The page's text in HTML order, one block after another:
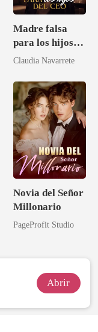
Madre falsa
para los hijos
del CEO
Claudia Navarrete
Novia del Señor
Millonario
PageProfit Studio
Abrir